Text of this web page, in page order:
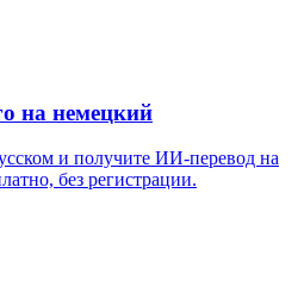
на немецкий
и получите ИИ-перевод на
без регистрации.